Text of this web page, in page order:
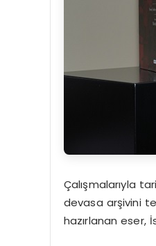
Çalışmalarıyla
devasa arşivini
hazırlanan eser,